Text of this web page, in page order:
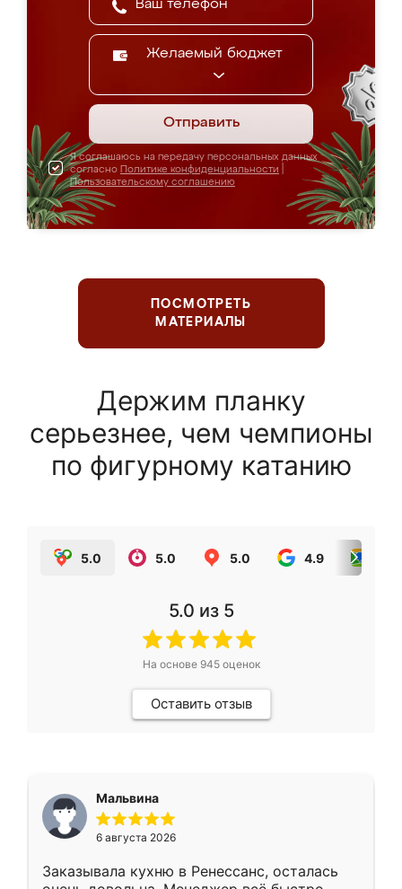
Желаемый бюджет
Отправить
Я соглашаюсь на передачу персональных данных
согласно Политике конфиденциальности
Пользовательскому соглашению
ПОСМОТРЕТЬ
МАТЕРИАЛЫ
Держим планку
серьезнее, чем чемпионы
по фигурному катанию
5.0 5.0 5.0 4.9
5.0 из 5
На основе 945оценок
Оставить отзыв
Мальвина
6 августа 2026
Заказывала кухню в Ренессанс, осталась